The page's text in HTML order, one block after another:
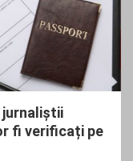
jurnaliștii
fi verificați pe